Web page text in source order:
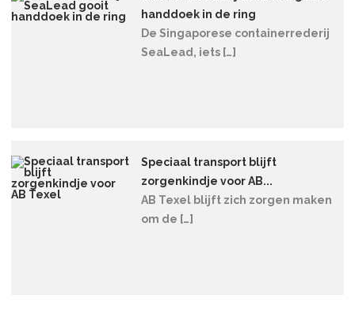
handdoek in de ring
De Singaporese containerrederij
SeaLead, iets […]
Speciaal transport blijft
zorgenkindje voor AB...
AB Texel blijft zich zorgen maken
om de […]